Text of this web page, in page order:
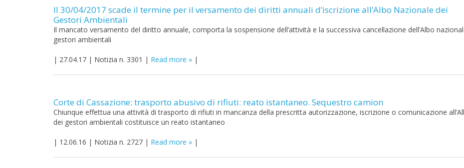
Il 30/04/2017 scade il termine per il versamento dei diritti annuali d’iscrizione all’Albo Nazionale dei
Gestori Ambientali
Il mancato versamento del diritto annuale, comporta la sospensione dell’attività e la successiva cancellazione dell’Albo
gestori ambientali
| 27.04.17 | Notizia n. 3301 | Read more |
Corte di Cassazione: trasporto abusivo di rifiuti: reato istantaneo. Sequestro camion
Chiunque effettua una attività di trasporto di rifiuti in mancanza della prescritta autorizzazione, iscrizione o comunicazione
dei gestori ambientali costituisce un reato istantaneo
| 12.06.16 | Notizia n. 2727 | Read more |